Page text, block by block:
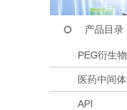
产品目录
PEG衍生物
医药中间体
API